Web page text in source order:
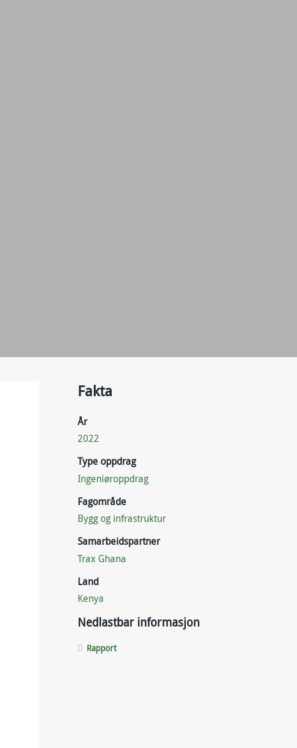
Fakta
År
2022
Type oppdrag
Ingeniøroppdrag
Fagområde
Bygg og infrastruktur
Samarbeidspartner
Trax Ghana
Land
Kenya
Nedlastbar informasjon
Rapport